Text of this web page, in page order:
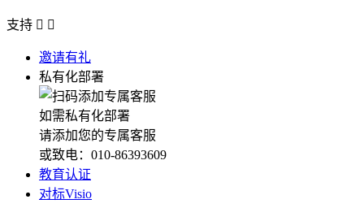
支持  
邀请有礼
私有化部署
如需私有化部署
请添加您的专属客服
或致电：010-86393609
教育认证
对标Visio